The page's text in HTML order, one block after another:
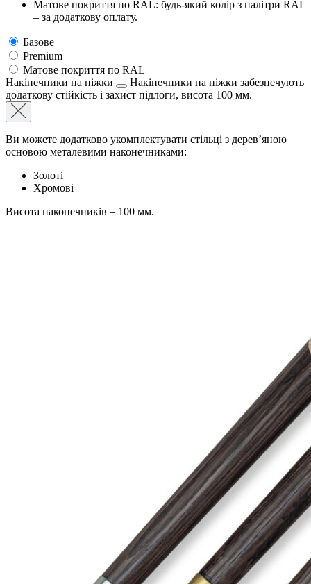
Матове покриття по RAL: будь-який колір з палітри RAL
– за додаткову оплату.
Базове
Premium
Матове покриття по RAL
Накінечники на ніжки
Накінечники на ніжки забезпечують
додаткову стійкість і захист підлоги, висота 100 мм.
Ви можете додатково укомплектувати стільці з дерев’яною
основою металевими наконечниками:
Золоті
Хромові
Висота наконечників – 100 мм.